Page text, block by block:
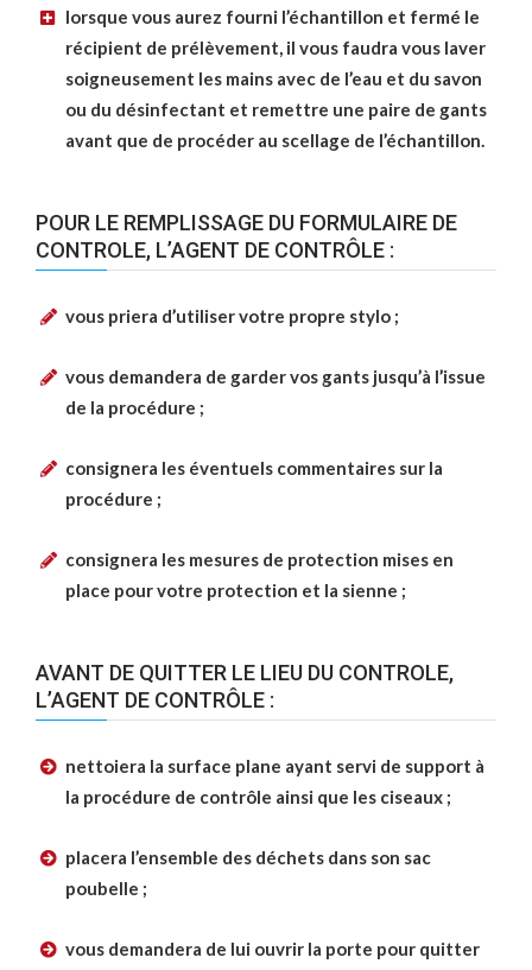
lorsque vous aurez fourni l’échantillon et fermé le
récipient de prélèvement, il vous faudra vous laver
soigneusement les mains avec de l’eau et du savon
ou du désinfectant et remettre une paire de gants
avant que de procéder au scellage de l’échantillon.
POUR LE REMPLISSAGE DU FORMULAIRE DE
CONTROLE, L’AGENT DE CONTRÔLE :
vous priera d’utiliser votre propre stylo ;
vous demandera de garder vos gants jusqu’à l’issue
de la procédure ;
consignera les éventuels commentaires sur la
procédure ;
consignera les mesures de protection mises en
place pour votre protection et la sienne ;
AVANT DE QUITTER LE LIEU DU CONTROLE,
L’AGENT DE CONTRÔLE :
nettoiera la surface plane ayant servi de support à
la procédure de contrôle ainsi que les ciseaux ;
placera l’ensemble des déchets dans son sac
poubelle ;
vous demandera de lui ouvrir la porte pour quitter